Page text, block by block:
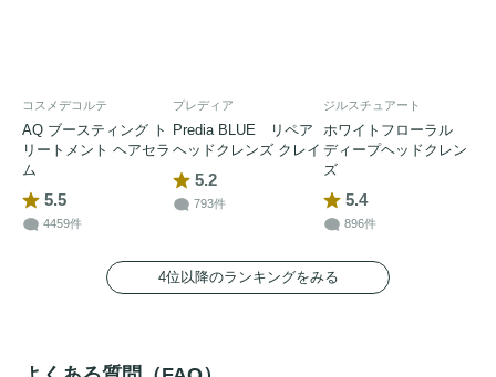
コスメデコルテ
AQ ブースティング ト
リートメント ヘアセラ
ム
5.5
4459件
プレディア
Predia BLUE リペア
ヘッドクレンズ クレイ
5.2
793件
ジルスチュアート
ホワイトフローラル
ディープヘッドクレン
ズ
5.4
896件
4位以降のランキングをみる